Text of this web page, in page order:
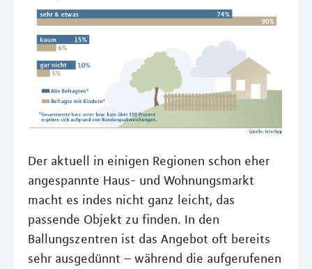
Der aktuell in einigen Regionen schon eher
angespannte Haus- und Wohnungsmarkt
macht es indes nicht ganz leicht, das
passende Objekt zu finden. In den
Ballungszentren ist das Angebot oft bereits
sehr ausgedünnt – während die aufgerufenen